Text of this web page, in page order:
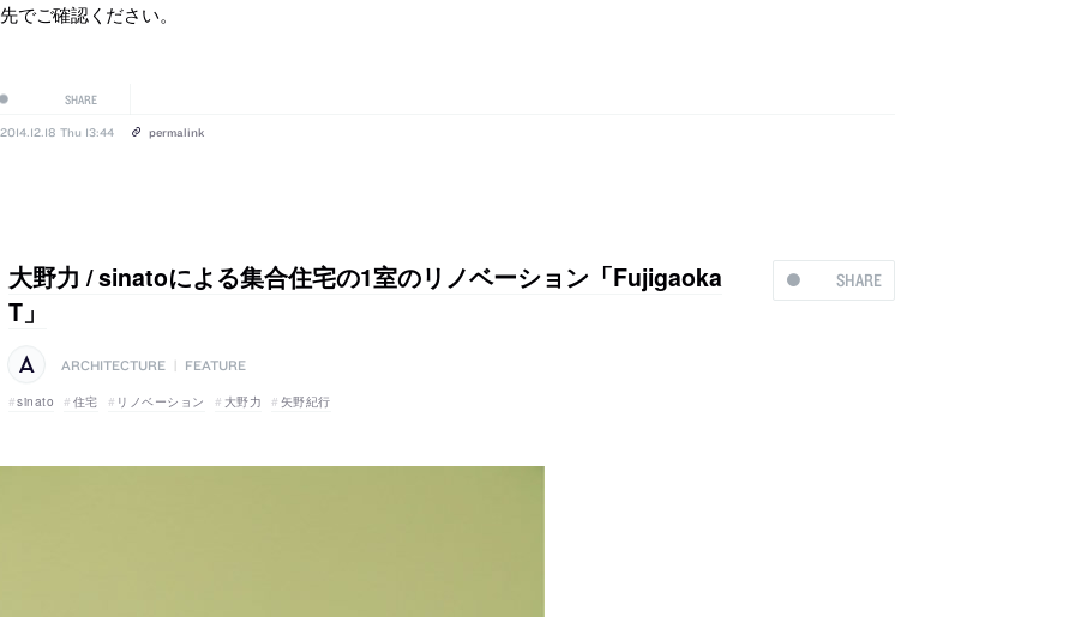
でご確認ください。
SHARE
2014.12.18 Thu 13:44 permalink
SHARE
大野力 / sinatoによる集合住宅の1室のリノベーション「Fujigaoka
T」
ARCHITECTURE | FEATURE
sinato 住宅 リノベーション 大野力 矢野紀行